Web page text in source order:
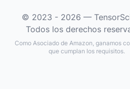
© 2023 - 2026 —
Todos los derechos
Como Asociado de Amazon, ganamos
que cumplan los requisitos.